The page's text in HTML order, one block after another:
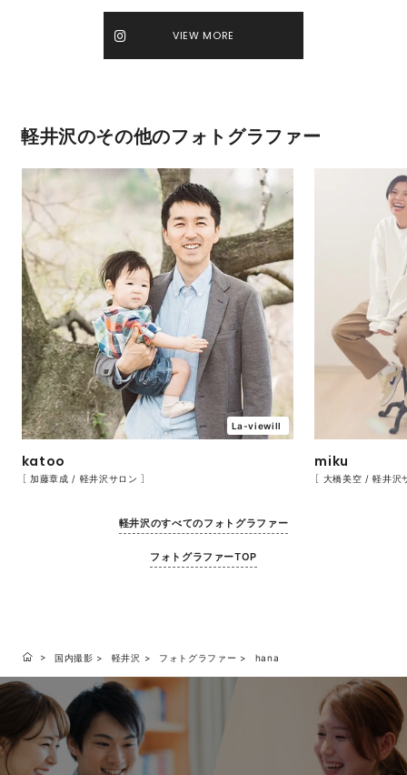
VIEW MORE
軽井沢のその他のフォトグラファー
katoo
［ 加藤章成 / 軽井沢サロン ］
La-viewill
miku
［ 大橋美空 / 軽井沢
軽井沢のすべてのフォトグラファー
フォトグラファーTOP
国内撮影 軽井沢 フォトグラファー hana